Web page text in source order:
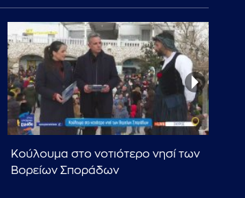
Κούλουμα στο νοτιότερο νησί των
Βορείων Σποράδων